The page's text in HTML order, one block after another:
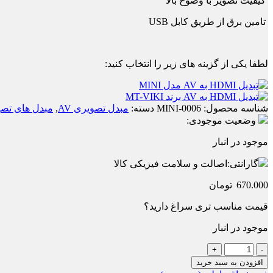
تامین برق از طریق کابل USB
لطفا یکی از گزینه های زیر را انتخاب کنید:
شناسه محصول: 0006-MINI دسته: مبدل تصویری AV , مبدل های
وضعیت موجودی:
موجود در انبار
گارانتی: اصالت و سلامت فیزیکی کالا
670.000 تومان
قیمت مناسب تری سراغ دارید؟
موجود در انبار
تبدیل
HDMI
به
افزودن به سبد خرید